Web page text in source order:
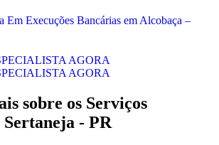
Em Execuções Bancárias em Alcobaça –
AGORA
AGORA
sobre os Serviços
Sertaneja - PR